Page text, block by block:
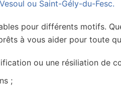
ou Saint-Gély-du-Fesc.
pour différents motifs.
à vous aider pour toute
ou une résiliation de
;